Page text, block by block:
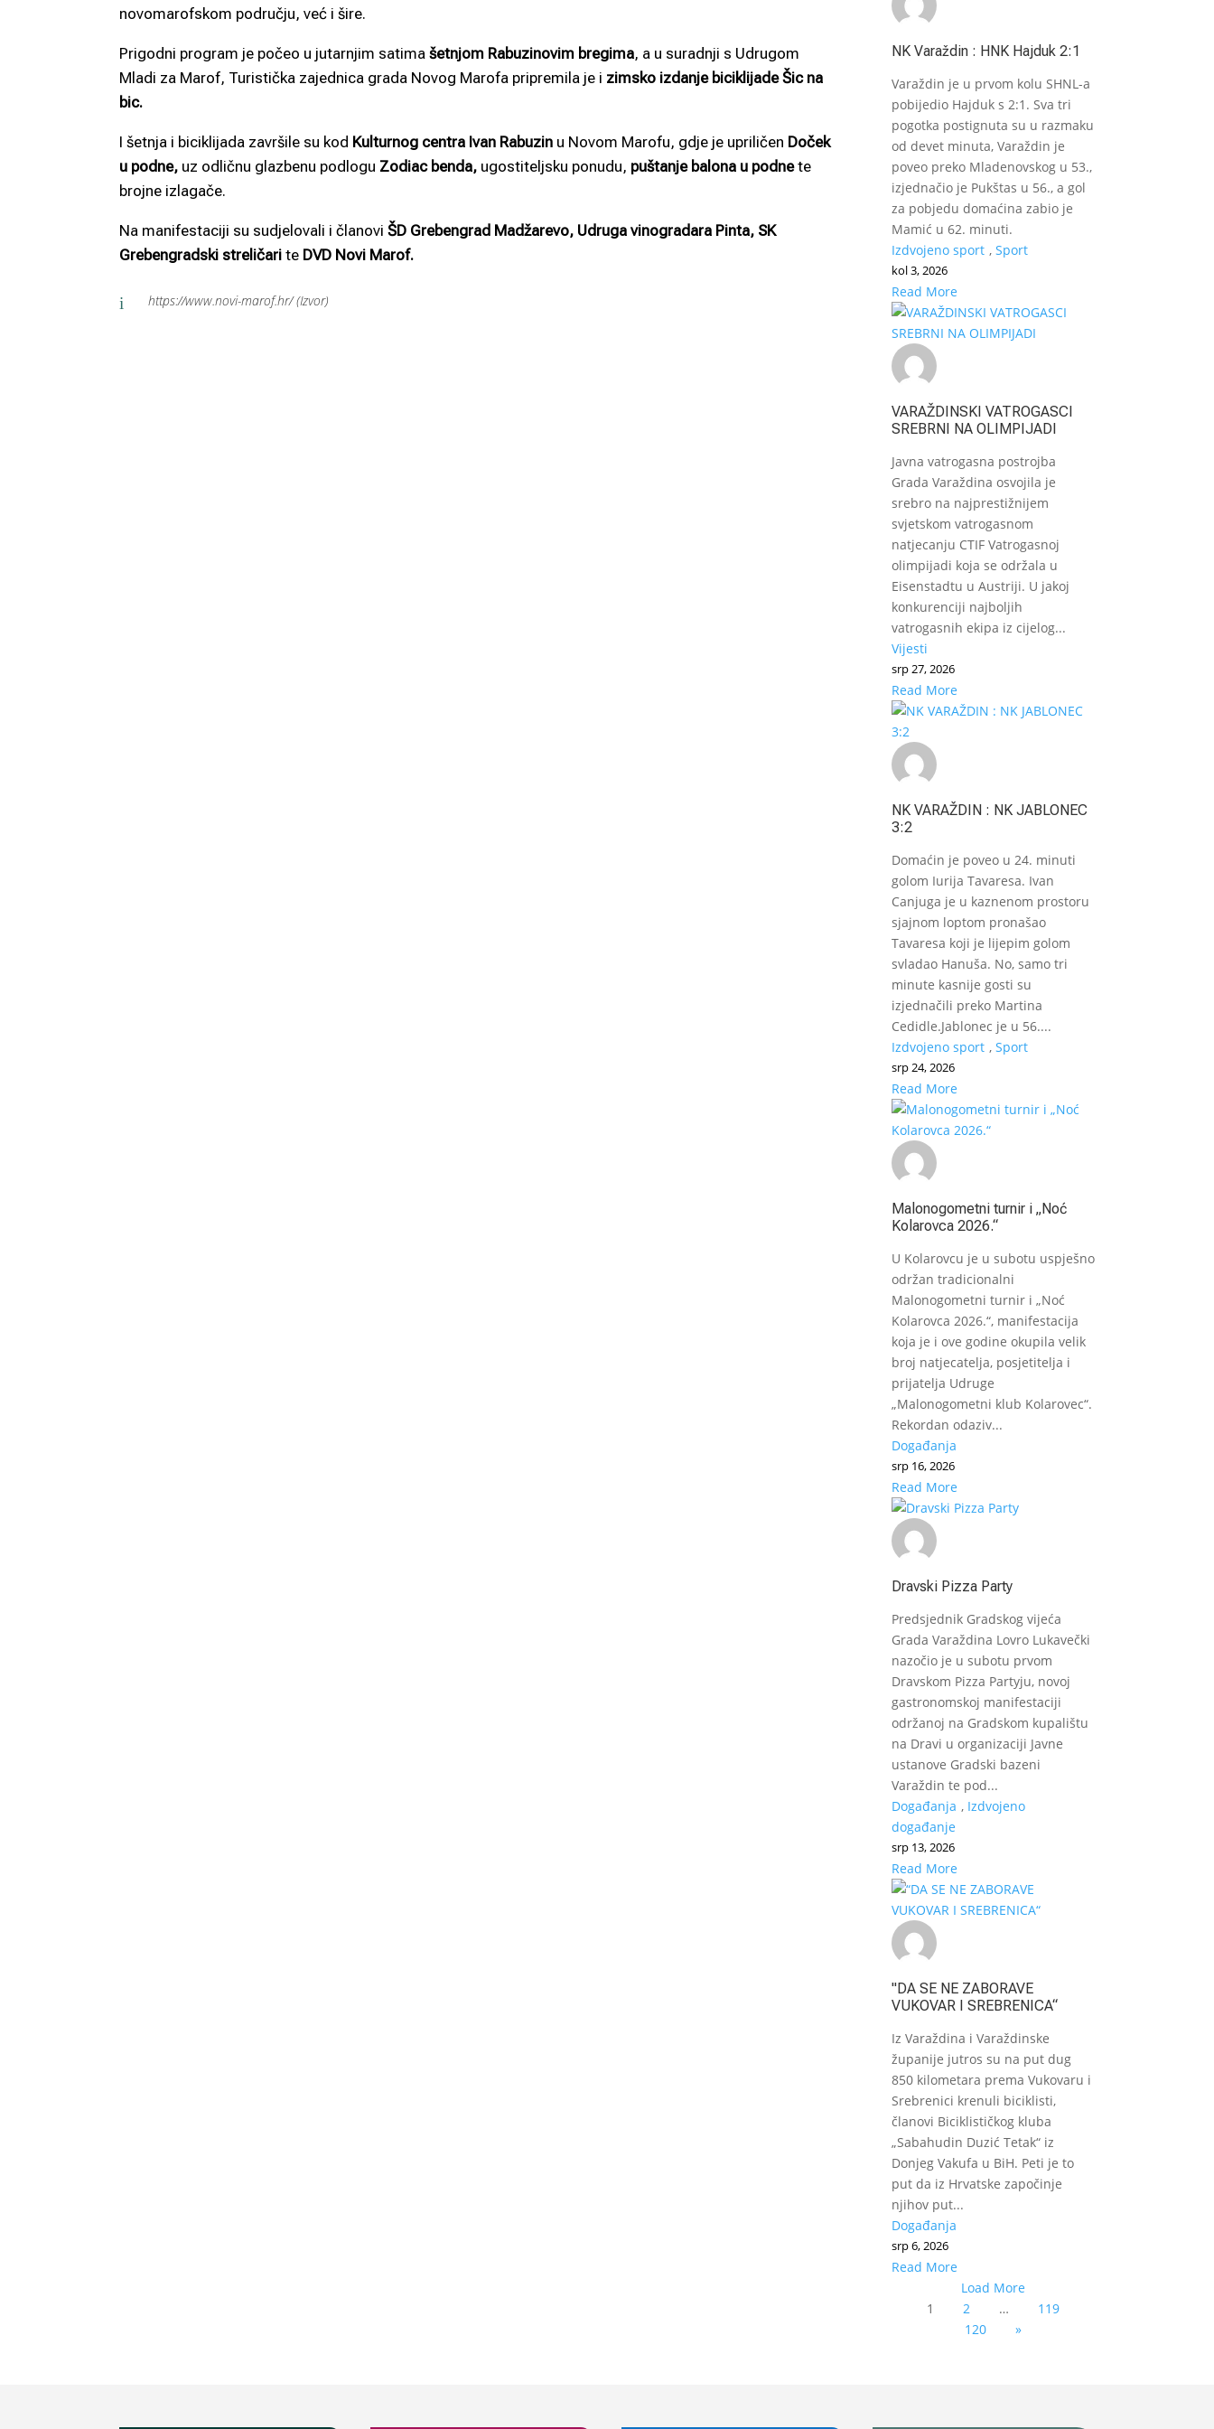
novomarofskom području, već i šire.
Prigodni program je počeo u jutarnjim satima šetnjom Rabuzinovim bregima, a u suradnji s Udrugom
Mladi za Marof, Turistička zajednica grada Novog Marofa pripremila je i zimsko izdanje biciklijade Šic na
bic.
I šetnja i biciklijada završile su kod Kulturnog centra Ivan Rabuzin u Novom Marofu, gdje je upriličen Doček
u podne, uz odličnu glazbenu podlogu Zodiac benda, ugostiteljsku ponudu, puštanje balona u podnete
brojne izlagače.
Na manifestaciji su sudjelovali i članovi ŠD Grebengrad Madžarevo, Udruga vinogradara Pinta, SK
Grebengradski streličari te DVD Novi Marof.
i https://www.novi-marof.hr/ (Izvor)
NK Varaždin : HNK Hajduk 2:1
Varaždin je u prvom kolu SHNL-a
pobijedio Hajduk s 2:1. Sva tri
pogotka postignuta su u razmaku
od devet minuta, Varaždin je
poveo preko Mladenovskog u 53.,
izjednačio je Pukštas u 56., a gol
za pobjedu domaćina zabio je
Mamić u 62. minuti.
Izdvojeno sport , Sport
kol 3, 2026
Read More
VARAŽDINSKI VATROGASCI
SREBRNI NA OLIMPIJADI
Javna vatrogasna postrojba
Grada Varaždina osvojila je
srebro na najprestižnijem
svjetskom vatrogasnom
natjecanju CTIF Vatrogasnoj
olimpijadi koja se održala u
Eisenstadtu u Austriji. U jakoj
konkurenciji najboljih
vatrogasnih ekipa iz cijelog...
Vijesti
srp 27, 2026
Read More
NK VARAŽDIN : NK JABLONEC
3:2
Domaćin je poveo u 24. minuti
golom Iurija Tavaresa. Ivan
Canjuga je u kaznenom prostoru
sjajnom loptom pronašao
Tavaresa koji je lijepim golom
svladao Hanuša. No, samo tri
minute kasnije gosti su
izjednačili preko Martina
Cedidle.Jablonec je u 56....
Izdvojeno sport , Sport
srp 24, 2026
Read More
Malonogometni turnir i „Noć
Kolarovca 2026.“
U Kolarovcu je u subotu uspješno
održan tradicionalni
Malonogometni turnir i „Noć
Kolarovca 2026.“, manifestacija
koja je i ove godine okupila velik
broj natjecatelja, posjetitelja i
prijatelja Udruge
„Malonogometni klub Kolarovec“.
Rekordan odaziv...
Događanja
srp 16, 2026
Read More
Dravski Pizza Party
Predsjednik Gradskog vijeća
Grada Varaždina Lovro Lukavečki
nazočio je u subotu prvom
Dravskom Pizza Partyju, novoj
gastronomskoj manifestaciji
održanoj na Gradskom kupalištu
na Dravi u organizaciji Javne
ustanove Gradski bazeni
Varaždin te pod...
Događanja , Izdvojeno
događanje
srp 13, 2026
Read More
"DA SE NE ZABORAVE
VUKOVAR I SREBRENICA“
Iz Varaždina i Varaždinske
županije jutros su na put dug
850 kilometara prema Vukovaru i
Srebrenici krenuli biciklisti,
članovi Biciklističkog kluba
„Sabahudin Duzić Tetak“ iz
Donjeg Vakufa u BiH. Peti je to
put da iz Hrvatske započinje
njihov put...
Događanja
srp 6, 2026
Read More
Load More
1
2 …
119
120
»